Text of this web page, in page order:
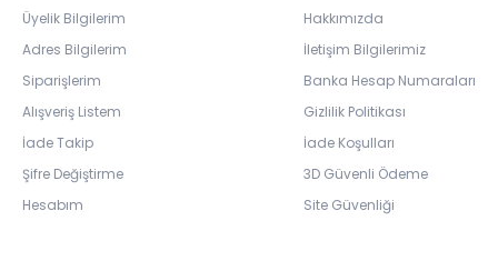
Üyelik Bilgilerim
Adres Bilgilerim
Siparişlerim
Alışveriş Listem
İade Takip
Şifre Değiştirme
Hesabım
Hakkımızda
İletişim Bilgilerimiz
Banka Hesap Numaraları
Gizlilik Politikası
İade Koşulları
3D Güvenli Ödeme
Site Güvenliği